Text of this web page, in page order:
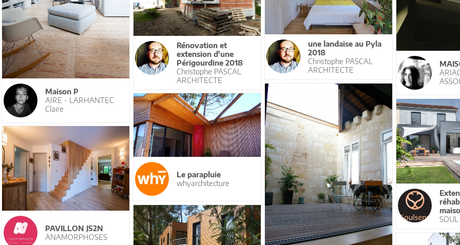
Maison P
AIRE - LARHANTEC
Claire
une landaise au Pyla
2018
Christophe PASCAL
ARCHITECTE
Rénovation et
extension d'une
Périgourdine 2018
Christophe PASCAL
ARCHITECTE
Le parapluie
whyarchitecture
SOUL
PAVILLON JS2N
ANAMORPHOSES